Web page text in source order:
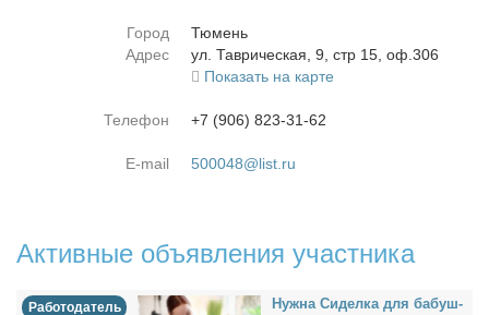
Город
Тю­мень
Адрес
ул. Та­ври­че­ская, 9, стр 15, оф.306
Показать на карте
Телефон +7 (906) 823-31-62
E-mail 500048@list.ru
Активные объявления участника
Работодатель
Нуж­на Си­дел­ка для ба­буш­